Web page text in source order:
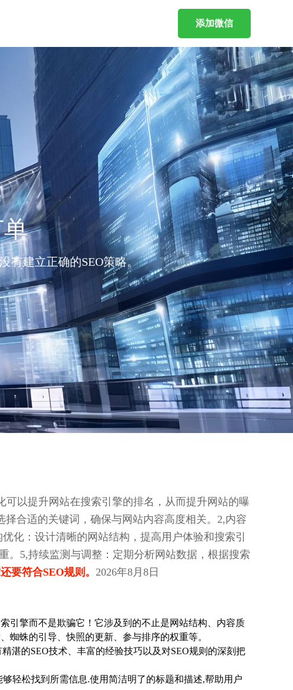
添加微信
有建立正确的SEO策略。
可以提升网站在搜索引擎的排名，从而提升网站的曝
合适的关键词，确保与网站内容高度相关。2,内容
化：设计清晰的网站结构，提高用户体验和搜索引
。5,持续监测与调整：定期分析网站数据，根据搜索
要符合SEO规则。 2026年8月8日
引擎而不是欺骗它！它涉及到的不止是网站结构、内容质
蜘蛛的引导、快照的更新、参与排序的权重等。
湛的SEO技术、丰富的经验技巧以及对SEO规则的深刻把
轻松找到所需信息.使用简洁明了的标题和描述,帮助用户